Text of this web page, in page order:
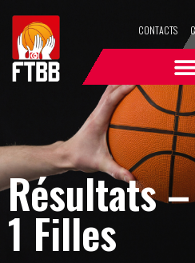
CONTACTS
Résultats
1 Filles